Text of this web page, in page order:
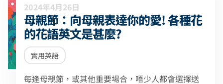
2024年4月26日
母親節：向母親表達你的愛! 各種花
的花語英文是甚麼?
實用英語
每逢母親節，或其他重要場合，唔少人都會選擇送